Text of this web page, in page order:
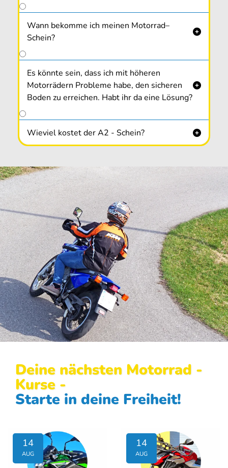
Wann bekomme ich meinen Motorrad–
Schein?

Es könnte sein, dass ich mit höheren
Motorrädern Probleme habe, den sicheren
Boden zu erreichen. Habt ihr da eine Lösung?

Wieviel kostet der A2 - Schein? 
Deine nächsten Motorrad -
Kurse -
Starte in deine Freiheit!
14
AUG
14
AUG